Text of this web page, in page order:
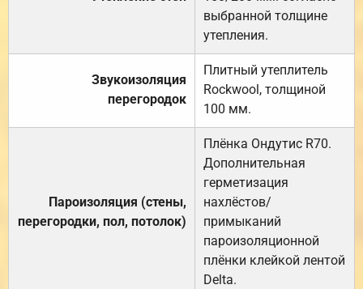
выбранной толщине
утепления.
Звукоизоляция
перегородок
Плитный утеплитель
Rockwool, толщиной
100 мм.
Пароизоляция (стены,
перегородки, пол, потолок)
Плёнка Ондутис R70.
Дополнительная
герметизация
нахлёстов/
примыканий
пароизоляционной
плёнки клейкой лентой
Delta.